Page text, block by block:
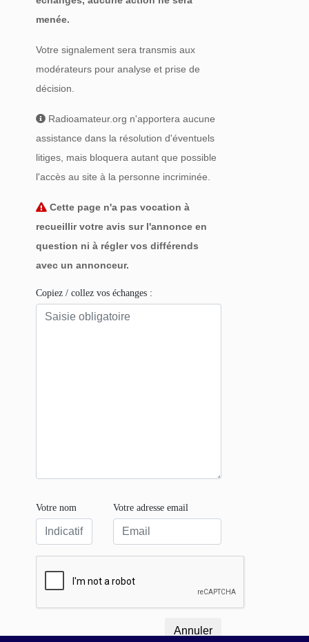
menée.
Votre signalement sera transmis aux
modérateurs pour analyse et prise de
décision.
Radioamateur.org n'apportera aucune
assistance dans la résolution d'éventuels
litiges, mais bloquera autant que possible
l'accès au site à la personne incriminée.
Cette page n'a pas vocation à
recueillir votre avis sur l'annonce en
question ni à régler vos différends
avec un annonceur.
Copiez / collez vos échanges :
Votre nom Votre adresse email